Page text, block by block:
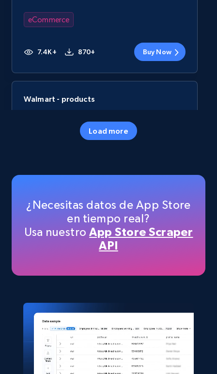
eCommerce
7.4K+ 870+ Buy Now
Walmart - products
Specifications, Image urls, Top reviews, and
URL, Title, Available, Description, Currency, Initial
5.4K+
Shein- Products
Load more
¿Necesitas datos de App Store
en tiempo real?
Usa nuestroApp Store Scraper
API